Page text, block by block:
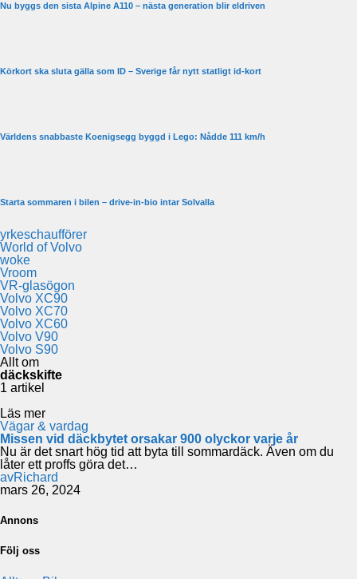
Nu byggs den sista Alpine A110 – nästa generation blir eldriven
Körkort ska sluta gälla som ID – Sverige får nytt statligt id-kort
Världens snabbaste Koenigsegg byggd i Lego: Nådde 111 km/h
Starta sommaren i bilen – drive-in-bio intar Solvalla
yrkeschaufförer
World of Volvo
woke
Vroom
VR-glasögon
Volvo XC90
Volvo XC70
Volvo XC60
Volvo V90
Volvo S90
Allt om
däckskifte
1 artikel
Läs mer
Vägar & vardag
Missen vid däckbytet orsakar 900 olyckor varje år
Nu är det snart hög tid att byta till sommardäck. Även om du
låter ett proffs göra det…
avRichard
mars 26, 2024
Annons
Följ oss